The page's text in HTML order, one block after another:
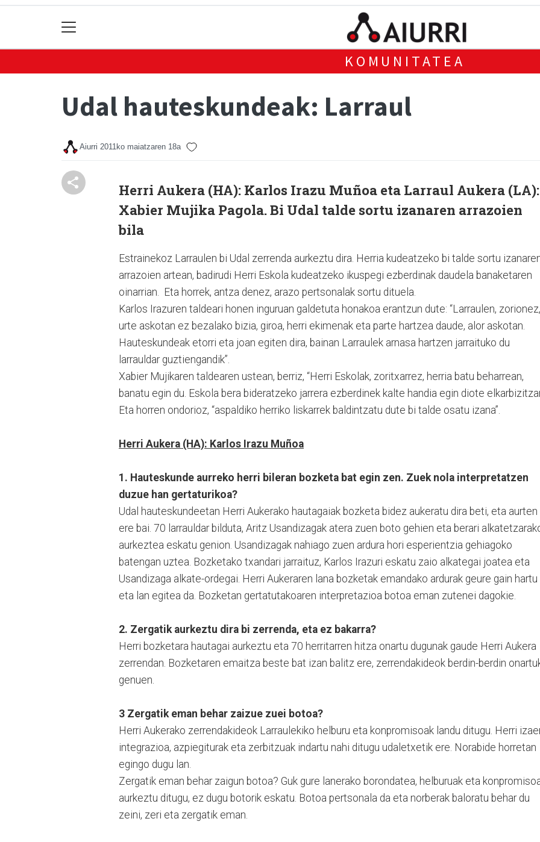
KOMUNITATEA
Udal hauteskundeak: Larraul
Aiurri 2011ko maiatzaren 18a
Herri Aukera (HA): Karlos Irazu Muñoa eta Larraul Aukera (LA):
Xabier Mujika Pagola. Bi Udal talde sortu izanaren arrazoien
bila
Estrainekoz Larraulen bi Udal zerrenda aurkeztu dira. Herria kudeatzeko bi talde sortu
arrazoien artean, badirudi Herri Eskola kudeatzeko ikuspegi ezberdinak daudela banaketaren
oinarrian. Eta horrek, antza denez, arazo pertsonalak sortu dituela.
Karlos Irazuren taldeari honen inguruan galdetuta honakoa erantzun dute: “Larraulen, zorionez,
urte askotan ez bezalako bizia, giroa, herri ekimenak eta parte hartzea daude, alor askotan.
Hauteskundeak etorri eta joan egiten dira, bainan Larraulek arnasa hartzen jarraituko du
larrauldar guztiengandik”.
Xabier Mujikaren taldearen ustean, berriz, “Herri Eskolak, zoritxarrez, herria batu beharrean,
banatu egin du. Eskola bera bideratzeko jarrera ezberdinek kalte handia egin diote
Eta horren ondorioz, “aspaldiko herriko liskarrek baldintzatu dute bi talde osatu izana”.
Herri Aukera (HA): Karlos Irazu Muñoa
1. Hauteskunde aurreko herri bileran bozketa bat egin zen. Zuek nola interpretatzen
duzue han gertaturikoa?
Udal hauteskundeetan Herri Aukerako hautagaiak bozketa bidez aukeratu dira beti, eta aurten
ere bai. 70 larrauldar bilduta, Aritz Usandizagak atera zuen boto gehien eta berari
aurkeztea eskatu genion. Usandizagak nahiago zuen ardura hori esperientzia gehiagoko
batengan uztea. Bozketako txandari jarraituz, Karlos Irazuri eskatu zaio alkategai joatea eta
Usandizaga alkate-ordegai. Herri Aukeraren lana bozketak emandako ardurak geure gain hartu
eta lan egitea da. Bozketan gertatutakoaren interpretazioa botoa eman zutenei dagokie.
2. Zergatik aurkeztu dira bi zerrenda, eta ez bakarra?
Herri bozketara hautagai aurkeztu eta 70 herritarren hitza onartu dugunak gaude Herri Aukera
zerrendan. Bozketaren emaitza beste bat izan balitz ere, zerrendakideok berdin-berdin
genuen.
3 Zergatik eman behar zaizue zuei botoa?
Herri Aukerako zerrendakideok Larraulekiko helburu eta konpromisoak landu ditugu. Herri
integrazioa, azpiegiturak eta zerbitzuak indartu nahi ditugu udaletxetik ere. Norabide horretan
egingo dugu lan.
Zergatik eman behar zaigun botoa? Guk gure lanerako borondatea, helburuak eta
aurkeztu ditugu, ez dugu botorik eskatu. Botoa pertsonala da eta norberak baloratu behar du
zeini, zeri eta zergatik eman.